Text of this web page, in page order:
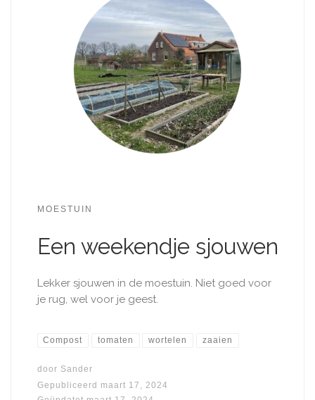
MOESTUIN
Een weekendje sjouwen
Lekker sjouwen in de moestuin. Niet goed voor
je rug, wel voor je geest.
Compost tomaten wortelen zaaien
door Sander
Gepubliceerd maart 17, 2024